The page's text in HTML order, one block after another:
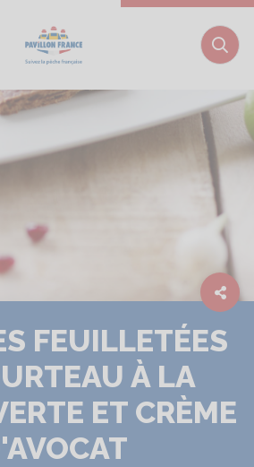
FEUILLETÉES
À LA
ET CRÈME